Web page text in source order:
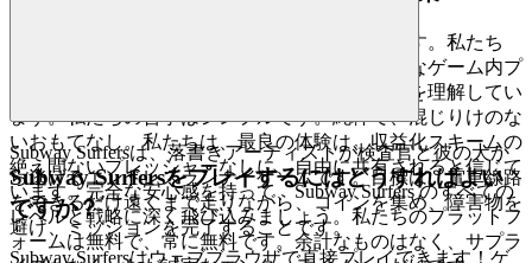
真の楽しさは、信頼と透明性の環境で花開きます。私たち
は、隠れたコスト、迷惑な広告、または操作的なゲーム内プ
ロンプトをナビゲートすることから生じる疲労を理解してい
ます。私たちの哲学はシンプルです。純粋で、混じりけのな
いおもてなし。私たちは、最良の体験は、収益化スキームの
絶え間ないプレッシャーなしに、自由に共有されると信じて
います。完全な安心感を持って、Subway Surfers のすべての
レベルと戦略に深く飛び込みましょう。私たちのプラットフ
ォームは無料で、常に無料です。余計なものはなく、サプラ
Subway Surfersは、落書きアーティストが検査官と彼の犬か
ら逃げるエンドレスランナーゲームです。目標は、電車線路
をできるだけ遠くまで走りながら、コインを集め、障害物を
避け、ミッションを完了することです。
Subway Surfersをプレイするにはどうすればよい
ですか？
Subway Surfersはウェブブラウザで直接プレイできます！ゲ